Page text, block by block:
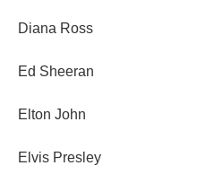
Diana Ross
Ed Sheeran
Elton John
Elvis Presley